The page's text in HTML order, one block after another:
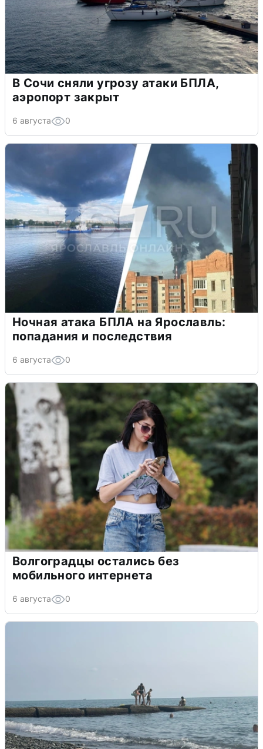
В Сочи сняли угрозу атаки БПЛА,
аэропорт закрыт
6 августа 0
Ночная атака БПЛА на Ярославль:
попадания и последствия
6 августа 0
Волгоградцы остались без
мобильного интернета
6 августа 0